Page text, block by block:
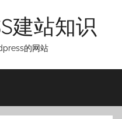
建站知识
的网站